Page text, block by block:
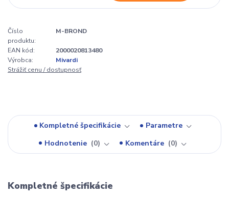
Číslo
produktu:
M-BROND
EAN kód:
2000020813480
Výrobca:
Mivardi
Strážiť cenu / dostupnosť
Kompletné špecifikácie
Parametre
Hodnotenie
0 Komentáre 0
Kompletné špecifikácie